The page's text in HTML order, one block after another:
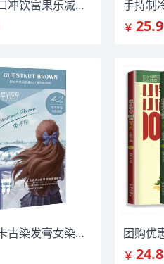
卡乐比进口冲饮富果乐减少糖600g*1袋
￥ 25.9
章华汉草卡古染发膏女染发剂
￥ 24.8